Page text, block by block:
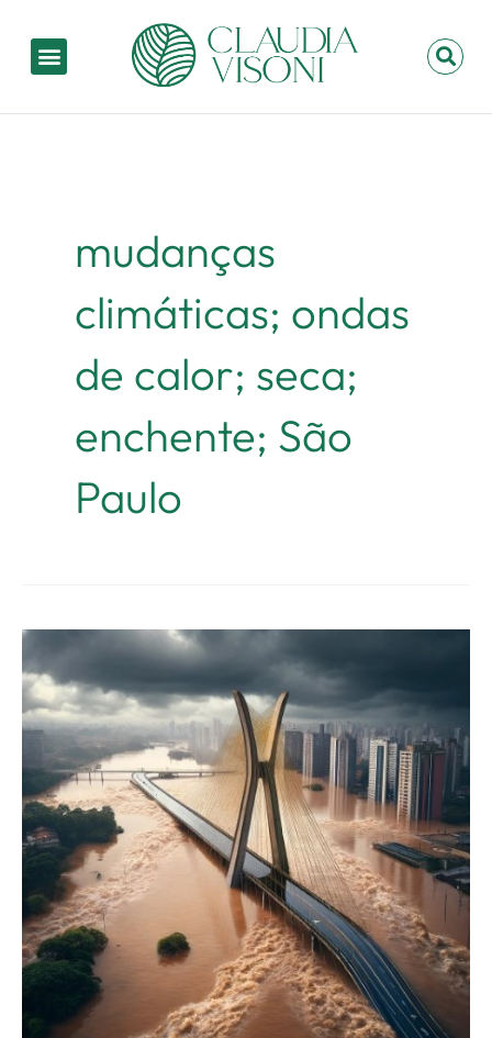
para
conteúdo
Menu
mudanças
climáticas; ondas
de calor; seca;
enchente; São
Paulo
Crise
Climática.
E
quando
for
São
Paulo?